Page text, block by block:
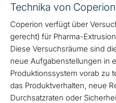
Technika von Coperion
Coperion verfügt über
gerecht) für Pharma-
Diese Versuchsräume sind
neue Aufgabenstellungen in
Produktionssystem vorab zu
das Produktverhalten, neue
Durchsatzraten oder